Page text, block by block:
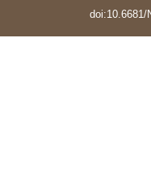
doi:10.6681/